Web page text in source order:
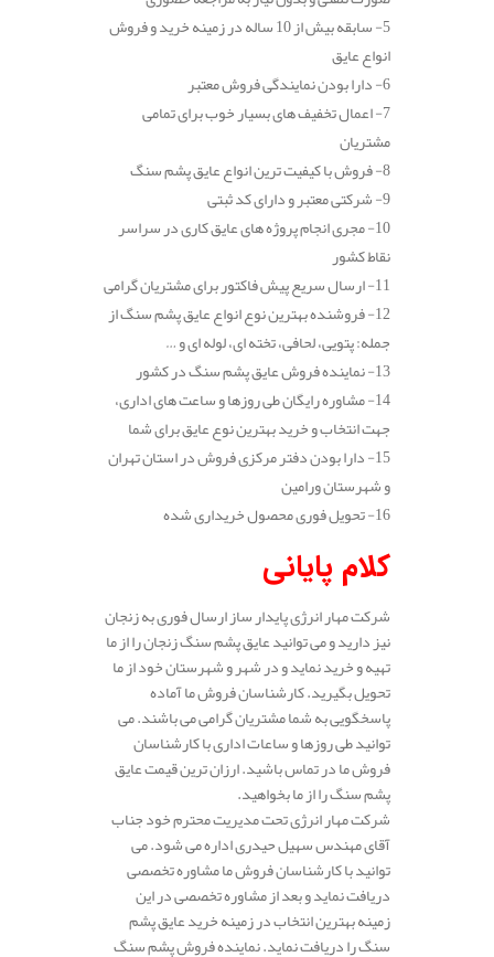
5- سابقه بیش از 10 ساله در زمینه خرید و فروش
انواع عایق
6- دارا بودن نمایندگی فروش معتبر
7- اعمال تخفیف های بسیار خوب برای تمامی
مشتریان
8- فروش با کیفیت ترین انواع عایق پشم سنگ
9- شرکتی معتبر و دارای کد ثبتی
10- مجری انجام پروژه های عایق کاری در سراسر
نقاط کشور
11- ارسال سریع پیش فاکتور برای مشتریان گرامی
12- فروشنده بهترین نوع انواع عایق پشم سنگ از
جمله: پتویی، لحافی، تخته ای، لوله ای و …
13- نماینده فروش عایق پشم سنگ در کشور
14- مشاوره رایگان طی روزها و ساعت های اداری،
جهت انتخاب و خرید بهترین نوع عایق برای شما
15- دارا بودن دفتر مرکزی فروش در استان تهران
و شهرستان ورامین
16- تحویل فوری محصول خریداری شده
کلام پایانی
شرکت مهار انرژی پایدار ساز ارسال فوری به زنجان
نیز دارید و می توانید عایق پشم سنگ زنجان را از ما
تهیه و خرید نماید و در شهر و شهرستان خود از ما
تحویل بگیرید. کارشناسان فروش ما آماده
پاسخگویی به شما مشتریان گرامی می باشند. می
توانید طی روزها و ساعات اداری با کارشناسان
فروش ما در تماس باشید. ارزان ترین قیمت عایق
پشم سنگ را از ما بخواهید.
شرکت مهار انرژی تحت مدیریت محترم خود جناب
آقای مهندس سهیل حیدری اداره می شود. می
توانید با کارشناسان فروش ما مشاوره تخصصی
دریافت نماید و بعد از مشاوره تخصصی در این
زمینه بهترین انتخاب در زمینه خرید عایق پشم
سنگ را دریافت نماید. نماینده فروش پشم سنگ